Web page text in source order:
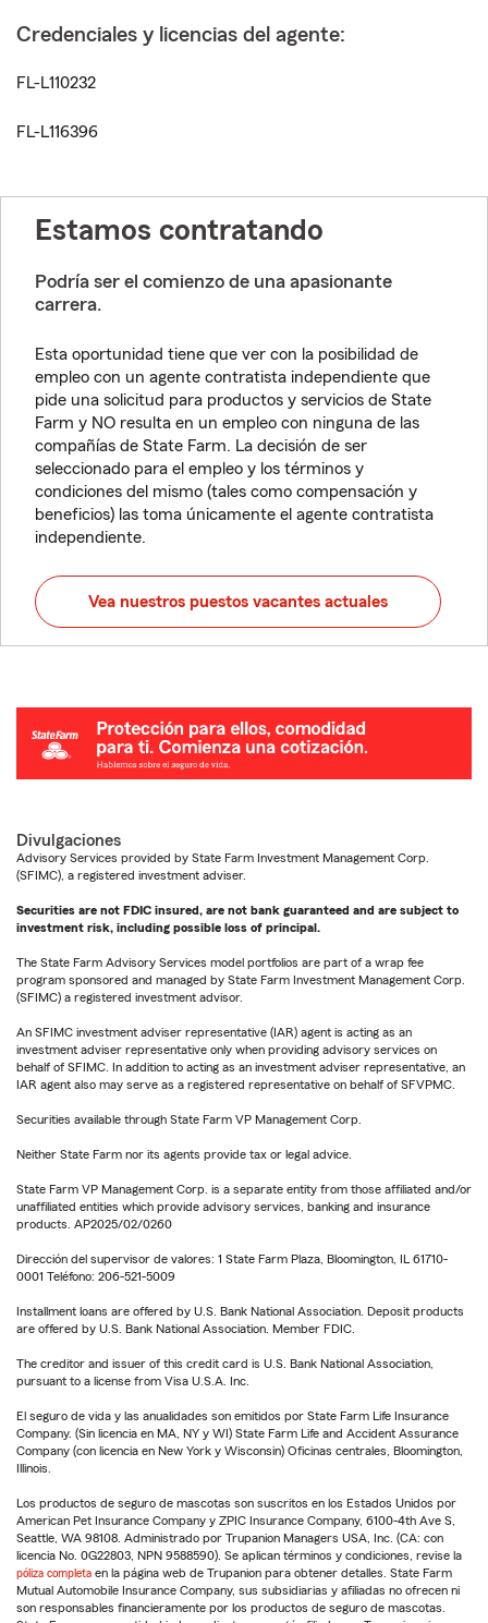
Credenciales y licencias del agente:
FL-L110232
FL-L116396
Estamos contratando
Podría ser el comienzo de una apasionante
carrera.
Esta oportunidad tiene que ver con la posibilidad de
empleo con un agente contratista independiente que
pide una solicitud para productos y servicios de State
Farm y NO resulta en un empleo con ninguna de las
compañías de State Farm. La decisión de ser
seleccionado para el empleo y los términos y
condiciones del mismo (tales como compensación y
beneficios) las toma únicamente el agente contratista
independiente.
Vea nuestros puestos vacantes actuales
Divulgaciones
Advisory Services provided by State Farm Investment Management Corp.
(SFIMC), a registered investment adviser.
Securities are not FDIC insured, are not bank guaranteed and are subject to
investment risk, including possible loss of principal.
The State Farm Advisory Services model portfolios are part of a wrap fee
program sponsored and managed by State Farm Investment Management Corp.
(SFIMC) a registered investment advisor.
An SFIMC investment adviser representative (IAR) agent is acting as an
investment adviser representative only when providing advisory services on
behalf of SFIMC. In addition to acting as an investment adviser representative, an
IAR agent also may serve as a registered representative on behalf of SFVPMC.
Securities available through State Farm VP Management Corp.
Neither State Farm nor its agents provide tax or legal advice.
State Farm VP Management Corp. is a separate entity from those affiliated and/or
unaffiliated entities which provide advisory services, banking and insurance
products. AP2025/02/0260
Dirección del supervisor de valores: 1 State Farm Plaza, Bloomington, IL 61710-
0001 Teléfono: 206-521-5009
Installment loans are offered by U.S. Bank National Association. Deposit products
are offered by U.S. Bank National Association. Member FDIC.
The creditor and issuer of this credit card is U.S. Bank National Association,
pursuant to a license from Visa U.S.A. Inc.
El seguro de vida y las anualidades son emitidos por State Farm Life Insurance
Company. (Sin licencia en MA, NY y WI) State Farm Life and Accident Assurance
Company (con licencia en New York y Wisconsin) Oficinas centrales, Bloomington,
Illinois.
Los productos de seguro de mascotas son suscritos en los Estados Unidos por
American Pet Insurance Company y ZPIC Insurance Company, 6100-4th Ave S,
Seattle, WA 98108. Administrado por Trupanion Managers USA, Inc. (CA: con
licencia No. 0G22803, NPN 9588590). Se aplican términos y condiciones, revise la
póliza completa en la página web de Trupanion para obtener detalles. State Farm
Mutual Automobile Insurance Company, sus subsidiarias y afiliadas no ofrecen ni
son responsables financieramente por los productos de seguro de mascotas.